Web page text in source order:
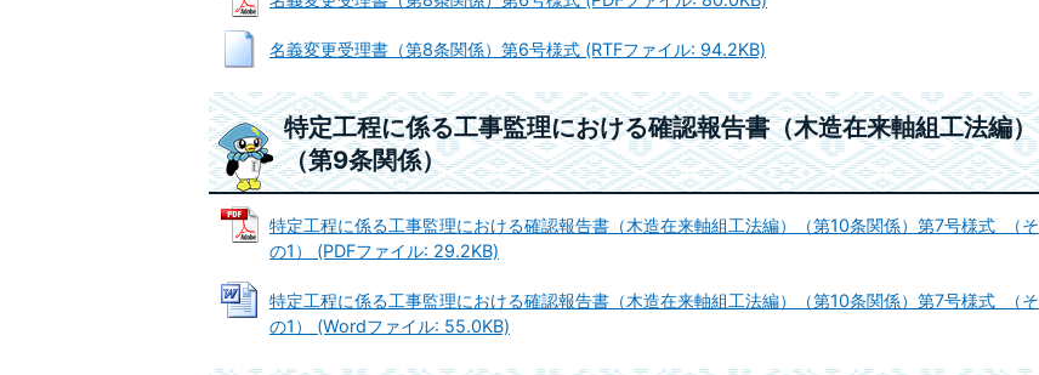
名義変更受理書（第8条関係）第6号様式 (RTFファイル: 94.2KB)
特定工程に係る工事監理における確認報告書（木造在来軸組工法編）
（第9条関係）
特定工程に係る工事監理における確認報告書（木造在来軸組工法編）（第10条関係）第7号様式 （そ
の1） (PDFファイル: 29.2KB)
特定工程に係る工事監理における確認報告書（木造在来軸組工法編）（第10条関係）第7号様式 （そ
の1） (Wordファイル: 55.0KB)